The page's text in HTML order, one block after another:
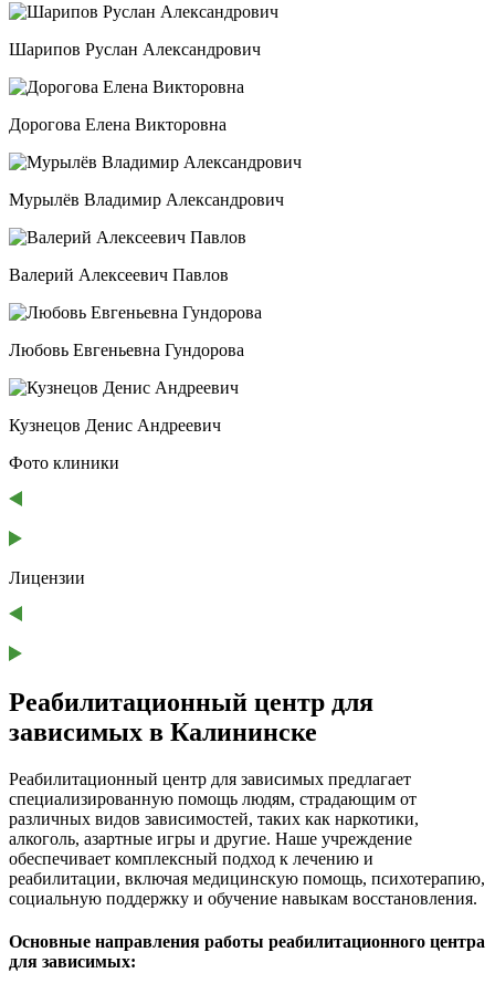
Шарипов Руслан Александрович
Дорогова Елена Викторовна
Мурылёв Владимир Александрович
Валерий Алексеевич Павлов
Любовь Евгеньевна Гундорова
Кузнецов Денис Андреевич
Фото клиники
Лицензии
Реабилитационный центр для
зависимых в Калининске
Реабилитационный центр для зависимых предлагает
специализированную помощь людям, страдающим от
различных видов зависимостей, таких как наркотики,
алкоголь, азартные игры и другие. Наше учреждение
обеспечивает комплексный подход к лечению и
реабилитации, включая медицинскую помощь, психотерапию,
социальную поддержку и обучение навыкам восстановления.
Основные направления работы реабилитационного центра
для зависимых: